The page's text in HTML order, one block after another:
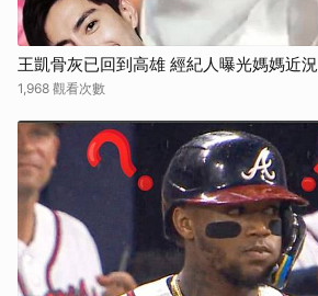
王凱骨灰已回到高雄 經紀人曝光媽媽近況
1,968 觀看次數